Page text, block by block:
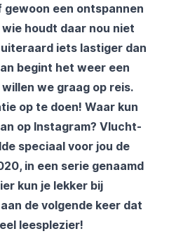
een ontspannen
houdt daar nou niet
iets lastiger dan
begint het weer een
we graag op reis.
op te doen! Waar kun
op Instagram? Vlucht-
speciaal voor jou de
in een serie genaamd
kun je lekker bij
de volgende keer dat
leesplezier!